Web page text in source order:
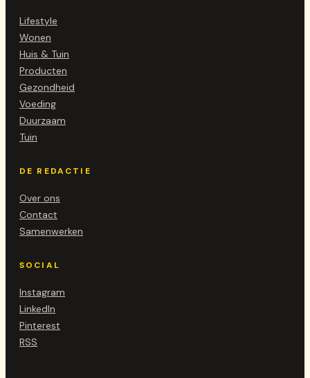
Lifestyle
Wonen
Huis & Tuin
Producten
Gezondheid
Voeding
Duurzaam
Tuin
DE REDACTIE
Over ons
Contact
Samenwerken
SOCIAL
Instagram
LinkedIn
Pinterest
RSS